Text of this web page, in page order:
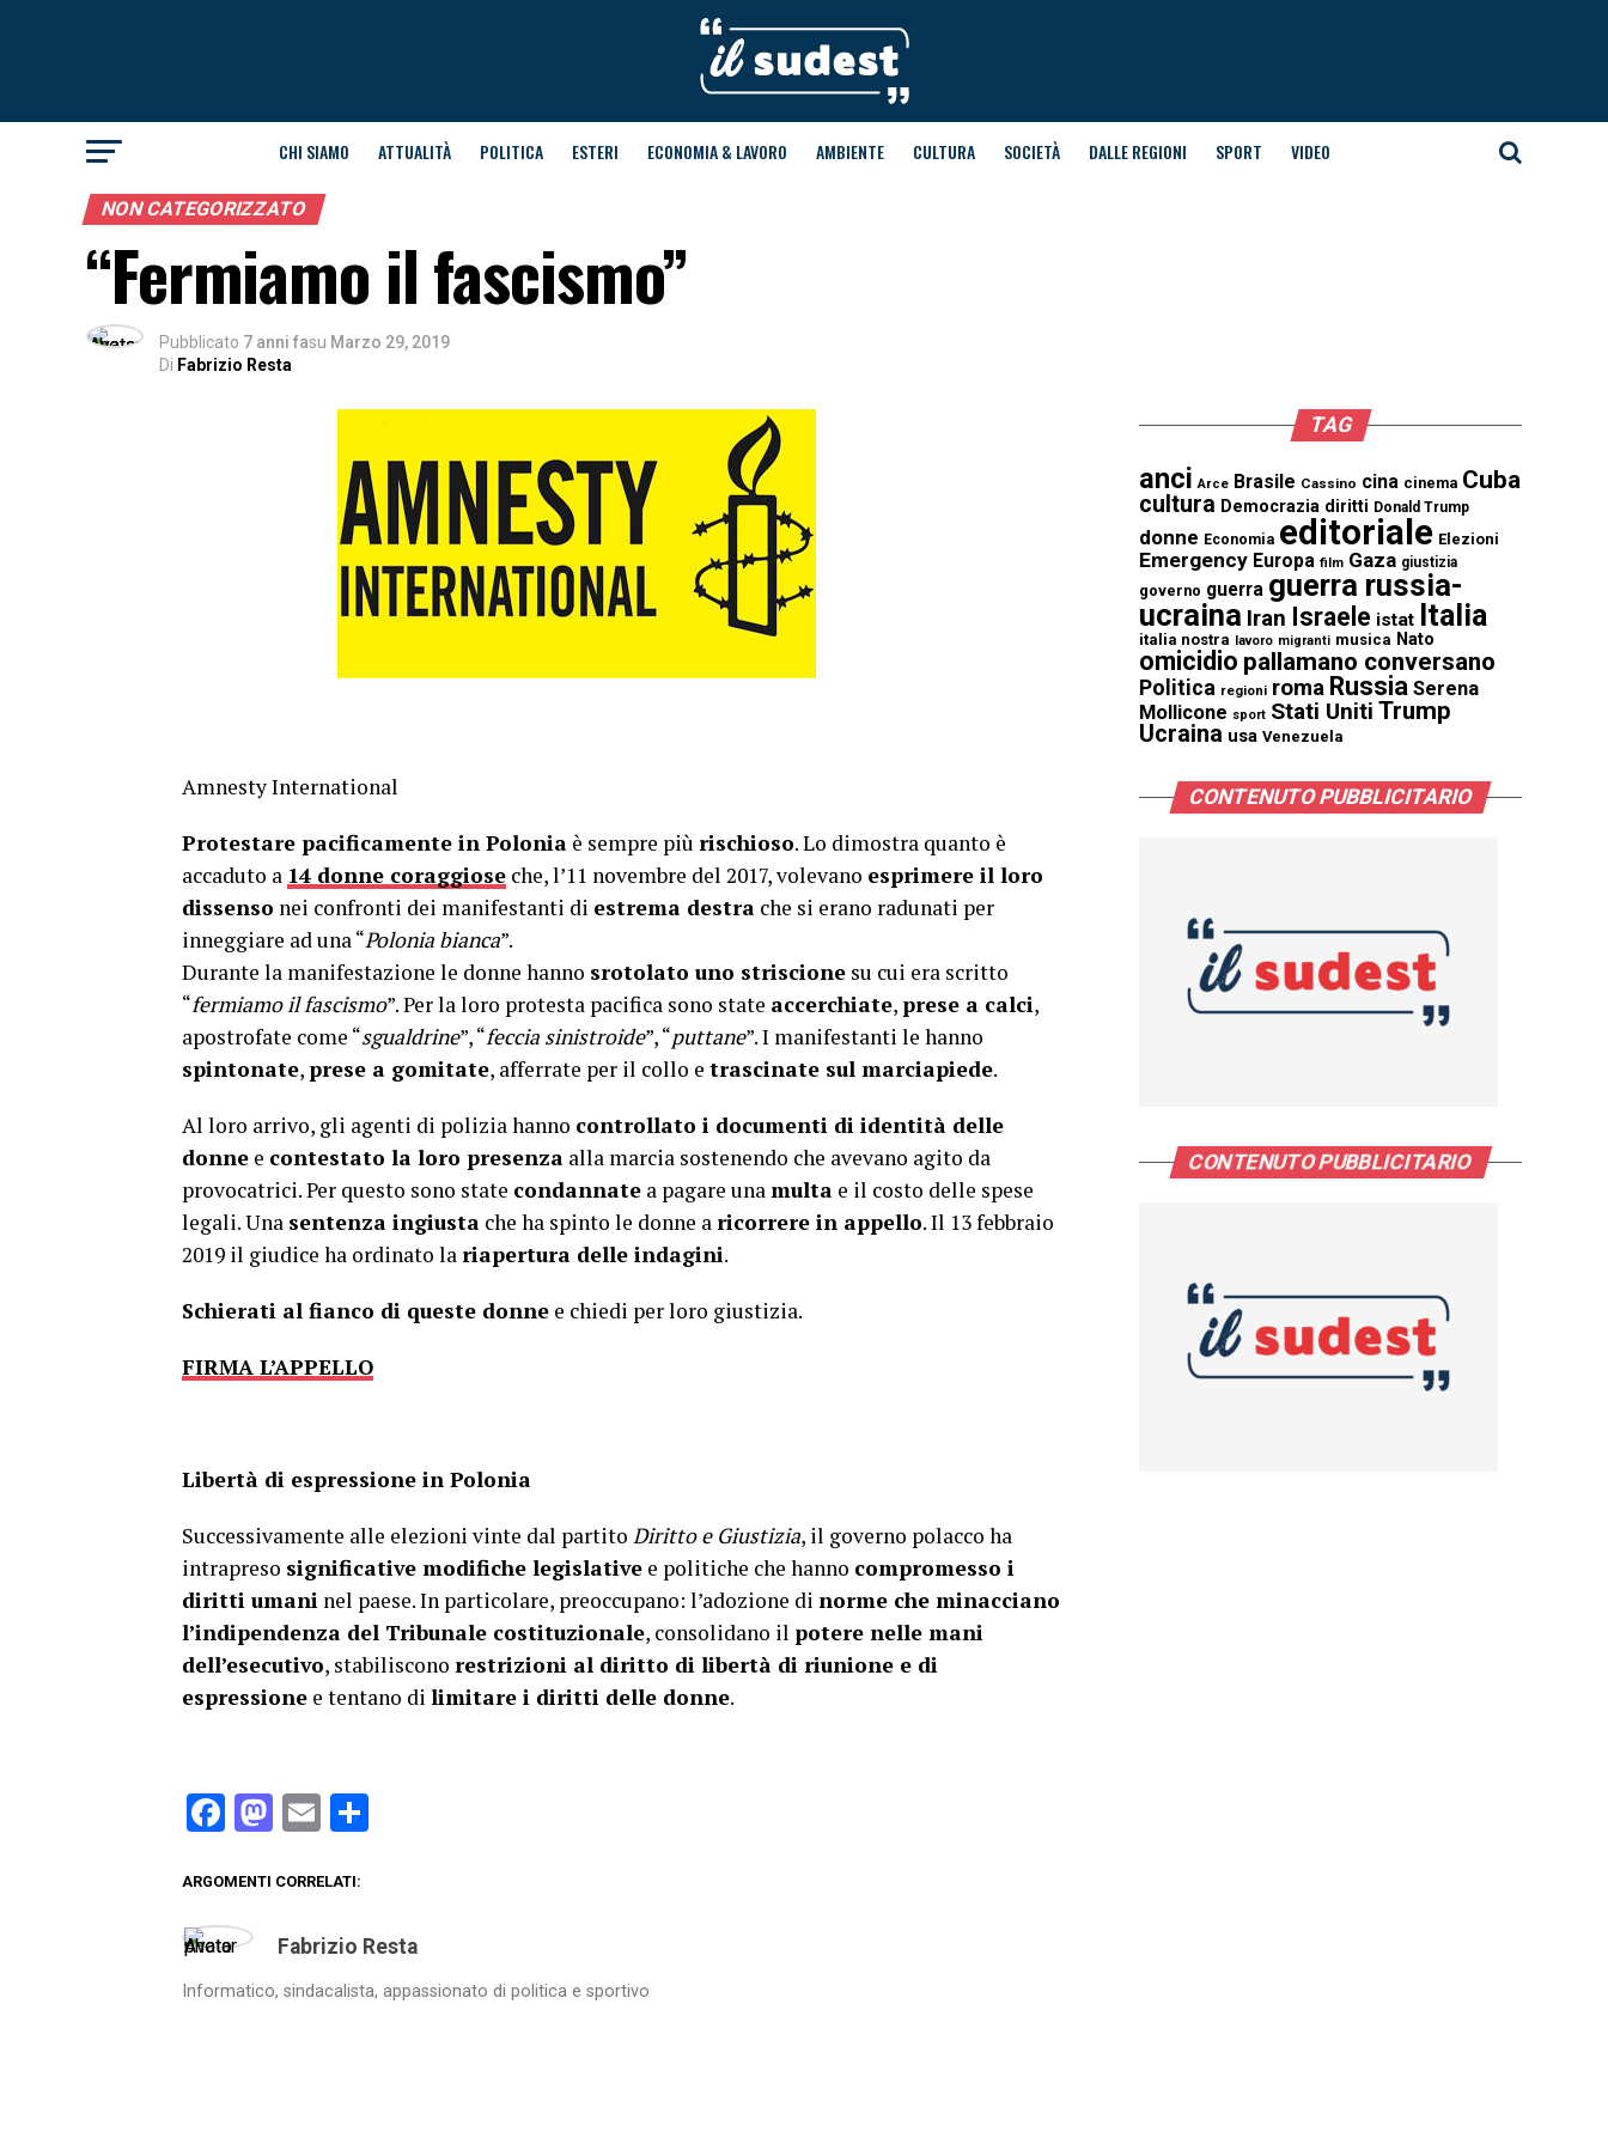
CHI SIAMO ATTUALITÀ POLITICA ESTERI ECONOMIA & LAVORO AMBIENTE CULTURA SOCIETÀ DALLE REGIONI SPORT VIDEO
NON CATEGORIZZATO
“Fermiamo il fascismo”
Pubblicato 7 anni fasu Marzo 29, 2019
Di Fabrizio Resta
Amnesty International
Protestare pacificamente in Polonia è sempre più rischioso. Lo dimostra quanto è
accaduto a 14 donne coraggiose che, l’11 novembre del 2017, volevano esprimere il loro
dissenso nei confronti dei manifestanti di estrema destra che si erano radunati per
inneggiare ad una “Polonia bianca”.
Durante la manifestazione le donne hanno srotolato uno striscione su cui era scritto
“fermiamo il fascismo”. Per la loro protesta pacifica sono state accerchiate, prese a calci,
apostrofate come “sgualdrine”, “feccia sinistroide”, “puttane”. I manifestanti le hanno
spintonate, prese a gomitate, afferrate per il collo e trascinate sul marciapiede.
Al loro arrivo, gli agenti di polizia hanno controllato i documenti di identità delle
donne e contestato la loro presenza alla marcia sostenendo che avevano agito da
provocatrici. Per questo sono state condannate a pagare unamulta e il costo delle spese
legali. Una sentenza ingiusta che ha spinto le donne aricorrere in appello. Il 13 febbraio
2019 il giudice ha ordinato lariapertura delle indagini.
Schierati al fianco di queste donne e chiedi per loro giustizia.
FIRMA L’APPELLO
Libertà di espressione in Polonia
Successivamente alle elezioni vinte dal partito Diritto e Giustizia, il governo polacco ha
intrapreso significative modifiche legislative e politiche che hanno compromesso i
diritti umani nel paese. In particolare, preoccupano: l’adozione di norme che minacciano
l’indipendenza del Tribunale costituzionale, consolidano il potere nelle mani
dell’esecutivo, stabiliscono restrizioni al diritto di libertà di riunione e di
espressione e tentano di limitare i diritti delle donne.
Facebook
Mastodon
Email
ARGOMENTI CORRELATI:
Fabrizio Resta
Informatico, sindacalista, appassionato di politica e sportivo
TAG
anci Arce Brasile Cassino cina cinema Cuba
cultura Democrazia diritti Donald Trump
donne Economia editoriale Elezioni
Emergency Europa film Gaza giustizia
governo guerra guerra russia-
ucraina Iran Israele istat Italia
italia nostra lavoro migranti musica Nato
omicidio pallamano conversano
Politica regioni roma Russia Serena
Mollicone sport Stati Uniti Trump
Ucraina usa Venezuela
CONTENUTO PUBBLICITARIO
CONTENUTO PUBBLICITARIO